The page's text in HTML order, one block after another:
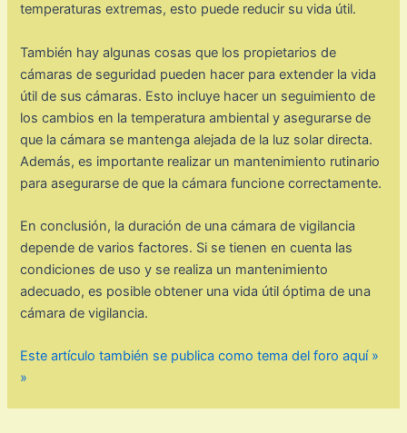
temperaturas extremas, esto puede reducir su vida útil.
También hay algunas cosas que los propietarios de
cámaras de seguridad pueden hacer para extender la vida
útil de sus cámaras. Esto incluye hacer un seguimiento de
los cambios en la temperatura ambiental y asegurarse de
que la cámara se mantenga alejada de la luz solar directa.
Además, es importante realizar un mantenimiento rutinario
para asegurarse de que la cámara funcione correctamente.
En conclusión, la duración de una cámara de vigilancia
depende de varios factores. Si se tienen en cuenta las
condiciones de uso y se realiza un mantenimiento
adecuado, es posible obtener una vida útil óptima de una
cámara de vigilancia.
Este artículo también se publica como tema del foro aquí »
»